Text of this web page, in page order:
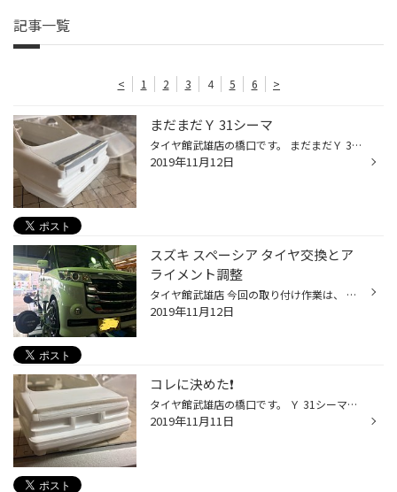
記事一覧
< 1 2 3 4 5 6 >
まだまだＹ 31シーマ
タイヤ館武雄店の橋口です。 まだまだＹ 31シーマやってます リアスポイラーのパテ埋め完了 ちょっと盛り過ぎたかと サンディングが苦労しますが・・・ ホイールは悩みに悩んで 「ザウバーディッシュ」懐かしい〜 しかも１７インチ❗️ 当時は17インチでも、デカイって 感じでしたね〜
2019年11月12日
スズキ スペーシア タイヤ交換とア
ライメント調整
タイヤ館武雄店 今回の取り付け作業は、 スズキ スペーシアのタイヤ交換と アライメント調整です。 もうタイヤ交換とアライメント調整 お馴染みですね❗️ タイヤはブリヂストンの 軽自動車専用設計のレグノ GRレジェーラ アライメント調整で タイヤの性能を充分に発揮できますね
2019年11月12日
コレに決めた❗️
タイヤ館武雄店の橋口です。 Ｙ 31シーマのリアスポイラー コレに決めました❗️ シンプルな羽ですね とりあえずくっ付けただけです これから段差を削って パテ埋めした感じをだします‼️ 当時こういうのが流行ってたかと。
2019年11月11日